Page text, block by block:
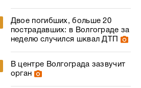
Двое погибших, больше 20
пострадавших: в Волгограде за
неделю случился шквал ДТП
В центре Волгограда зазвучит
орган